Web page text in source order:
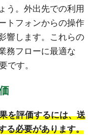
う。外出先での利用
トフォンからの操作
響します。これらの
務フローに最適な
です。
を評価するには、送
る必要があります。